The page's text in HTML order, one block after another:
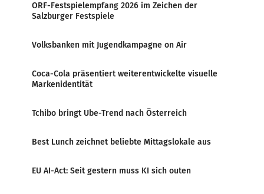
ORF-Festspielempfang 2026 im Zeichen der
Salzburger Festspiele
Volksbanken mit Jugendkampagne on Air
Coca-Cola präsentiert weiterentwickelte visuelle
Markenidentität
Tchibo bringt Ube-Trend nach Österreich
Best Lunch zeichnet beliebte Mittagslokale aus
EU AI-Act: Seit gestern muss KI sich outen